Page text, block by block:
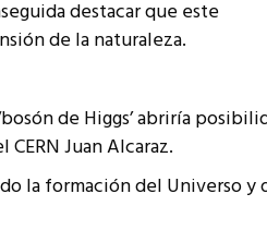
destacar que este
de la naturaleza.
de Higgs’ abriría
Juan Alcaraz.
la formación del Universo y